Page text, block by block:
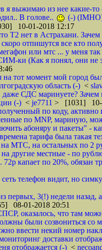
я выжимаю из нее какие-то
В голове..
(-)
10-01-2018 12:17
Т2 нет в Астрахани.
отпишутся все кто
или мтс ... у меня
ки (Как я понял, они не
на тот момент мой город
область (-) <
даже СДС маринуете?
(-) < je7711 > [1031] 10-
по коду, активно
по MNP, мариную,
абоняру и пакеты" -
тарифа была такая
на МТС, на остальных по 2
другие местные - по
72р капает по 20%, обязан
телефон видит, но
первых, 3(!) недели назад,
08-01-2018 20:51
оказалось, что там
были созвониться со
ввести некий номер
доставки
отображается (-) <